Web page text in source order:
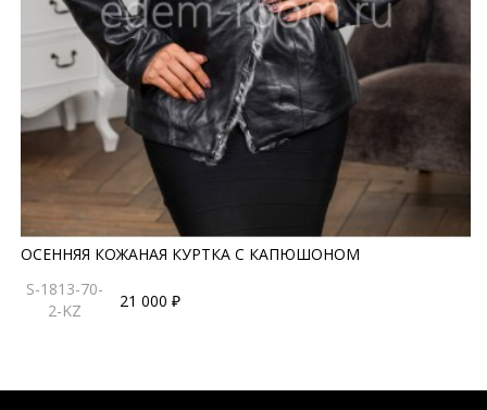
ОСЕННЯЯ КОЖАНАЯ КУРТКА С КАПЮШОНОМ
S-1813-70-
2-KZ
21 000 ₽